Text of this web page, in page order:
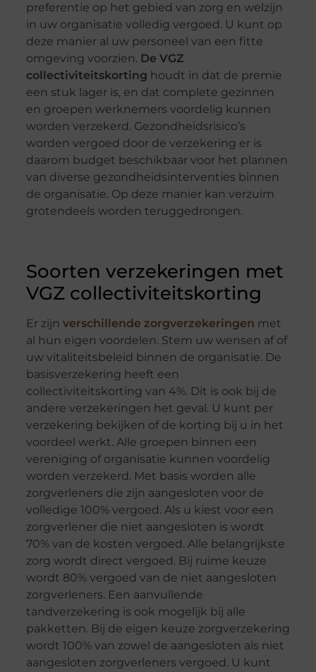
preferentie op het gebied van zorg en welzijn
in uw organisatie volledig vergoed. U kunt op
deze manier al uw personeel van een fitte
omgeving voorzien. De VGZ
collectiviteitskorting houdt in dat de premie
een stuk lager is, en dat complete gezinnen
en groepen werknemers voordelig kunnen
worden verzekerd. Gezondheidsrisico’s
worden vergoed door de verzekering er is
daarom budget beschikbaar voor het plannen
van diverse gezondheidsinterventies binnen
de organisatie. Op deze manier kan verzuim
grotendeels worden teruggedrongen.
Soorten verzekeringen met
VGZ collectiviteitskorting
Er zijn verschillende zorgverzekeringen met
al hun eigen voordelen. Stem uw wensen af of
uw vitaliteitsbeleid binnen de organisatie. De
basisverzekering heeft een
collectiviteitskorting van 4%. Dit is ook bij de
andere verzekeringen het geval. U kunt per
verzekering bekijken of de korting bij u in het
voordeel werkt. Alle groepen binnen een
vereniging of organisatie kunnen voordelig
worden verzekerd. Met basis worden alle
zorgverleners die zijn aangesloten voor de
volledige 100% vergoed. Als u kiest voor een
zorgverlener die niet aangesloten is wordt
70% van de kosten vergoed. Alle belangrijkste
zorg wordt direct vergoed. Bij ruime keuze
wordt 80% vergoed van de niet aangesloten
zorgverleners. Een aanvullende
tandverzekering is ook mogelijk bij alle
pakketten. Bij de eigen keuze zorgverzekering
wordt 100% van zowel de aangesloten als niet
aangesloten zorgverleners vergoed. U kunt